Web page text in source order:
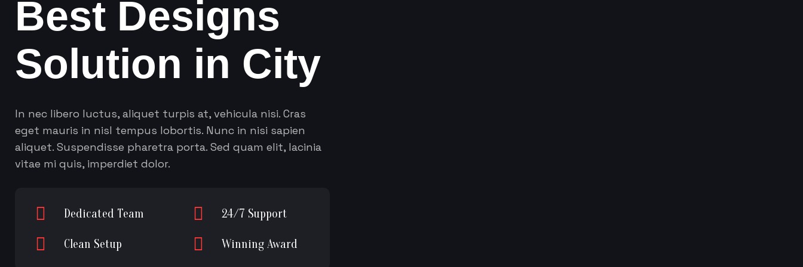
Best Designs
Solution in City
In nec libero luctus, aliquet turpis at, vehicula nisi. Cras
eget mauris in nisl tempus lobortis. Nunc in nisi sapien
aliquet. Suspendisse pharetra porta. Sed quam elit, lacinia
vitae mi quis, imperdiet dolor.
Dedicated Team
Clean Setup
24/7 Support
Winning Award